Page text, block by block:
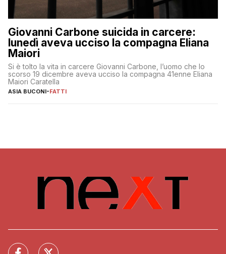
Giovanni Carbone suicida in carcere:
lunedì aveva ucciso la compagna Eliana
Maiori
Si è tolto la vita in carcere Giovanni Carbone, l’uomo che lo
scorso 19 dicembre aveva ucciso la compagna 41enne Eliana
Maiori Caratella
ASIA BUCONI-FATTI